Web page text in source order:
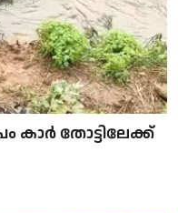
കാർ തോട്ടിലേക്ക്